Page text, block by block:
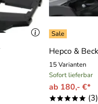
Hepco &
15 Varianten
Sofort lieferbar
ab 180,- €*
***** (3)